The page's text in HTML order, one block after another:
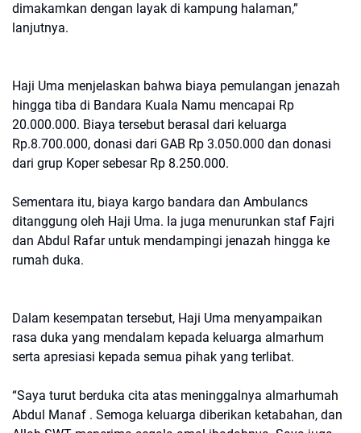
dimakamkan dengan layak di kampung halaman,”
lanjutnya.
Haji Uma menjelaskan bahwa biaya pemulangan jenazah
hingga tiba di Bandara Kuala Namu mencapai Rp
20.000.000. Biaya tersebut berasal dari keluarga
Rp.8.700.000, donasi dari GAB Rp 3.050.000 dan donasi
dari grup Koper sebesar Rp 8.250.000.
Sementara itu, biaya kargo bandara dan Ambulancs
ditanggung oleh Haji Uma. Ia juga menurunkan staf Fajri
dan Abdul Rafar untuk mendampingi jenazah hingga ke
rumah duka.
Dalam kesempatan tersebut, Haji Uma menyampaikan
rasa duka yang mendalam kepada keluarga almarhum
serta apresiasi kepada semua pihak yang terlibat.
“Saya turut berduka cita atas meninggalnya almarhumah
Abdul Manaf . Semoga keluarga diberikan ketabahan, dan